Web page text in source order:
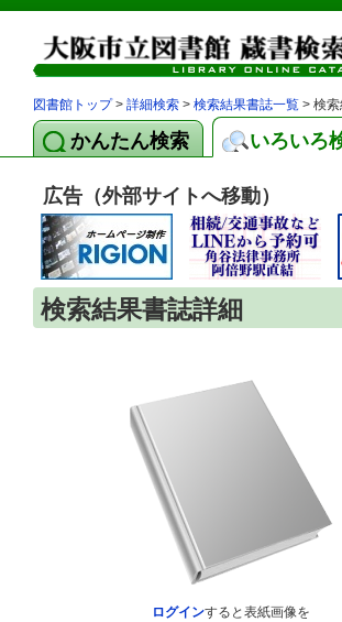
図書館トップ> 詳細検索 > 検索結果書誌一覧 > 検
かんたん検索 いろいろ
広告（外部サイトへ移動）
検索結果書誌詳細
ログインすると表紙画像を